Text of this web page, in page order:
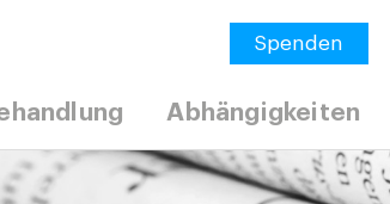
Spenden
Abhängigkeiten